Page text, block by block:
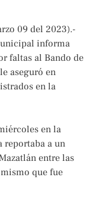
09 del 2023).-
informa
faltas al Bando de
aseguró en
en la
en la
reportaba a un
entre las
que fue